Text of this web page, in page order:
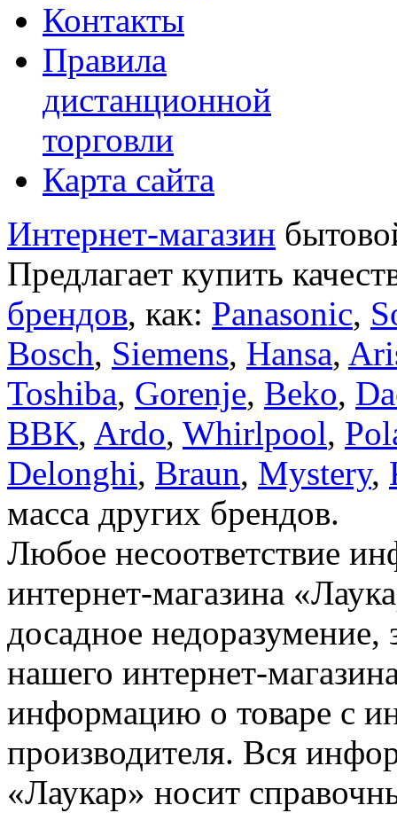
Контакты
Правила
дистанционной
торговли
Карта сайта
Интернет-магазин
Предлагает купить
брендов, как: Panasonic,
Bosch, Siemens, Hansa,
Toshiba, Gorenje, Beko,
BBK, Ardo, Whirlpool,
Delonghi, Braun, Mystery,
масса других брендов.
Любое несоответствие
интернет-магазина
досадное недоразумение,
нашего интернет-
информацию о товаре с
производителя. Вся
«Лаукар» носит